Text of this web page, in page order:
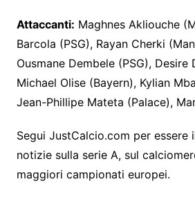
Attaccanti: Maghnes Akliouche
Barcola (PSG), Rayan Cherki
Ousmane Dembele (PSG), Desire
Michael Olise (Bayern), Kylian
Jean-Phillipe Mateta (Palace),
Segui JustCalcio.com per essere
notizie sulla serie A, sul
maggiori campionati europei.